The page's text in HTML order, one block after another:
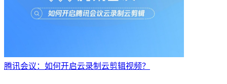
腾讯会议：如何开启云录制云剪辑视频？